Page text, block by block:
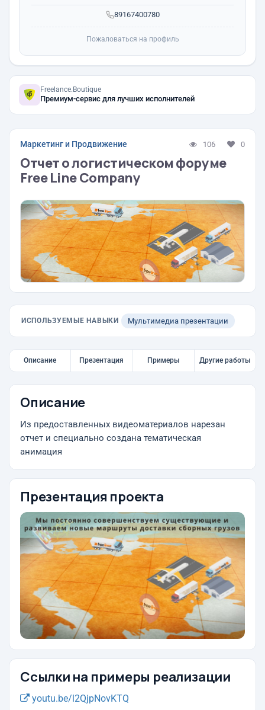
89167400780
Пожаловаться на профиль
Freelance.Boutique
Премиум-сервис для лучших исполнителей
Маркетинг и Продвижение 106 0
Отчет о логистическом форуме
Free Line Company
ИСПОЛЬЗУЕМЫЕ НАВЫКИ Мультимедиа презентации
Описание Презентация Примеры Другие работы
Описание
Из предоставленных видеоматериалов нарезан
отчет и специально создана тематическая
анимация
Презентация проекта
Ссылки на примеры реализации
youtu.be/l2QjpNovKTQ